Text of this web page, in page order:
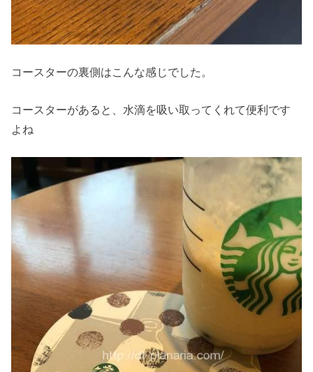
コースターの裏側はこんな感じでした。
コースターがあると、水滴を吸い取ってくれて便利です
よね